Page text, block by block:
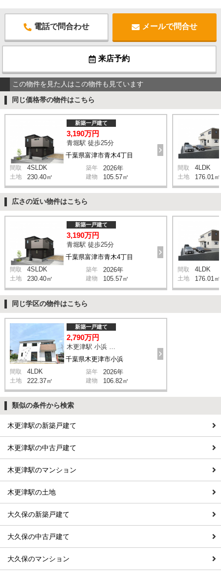
電話で問合わせ メールで問合せ
来店予約
この物件を見た人はこの物件も見ています
同じ価格帯の物件はこちら
千葉県富津市青木4丁目
新築一戸建て
3,190万円
青堀駅 徒歩25分
間取 4SLDK 築年 2026年
土地 230.40㎡ 建物 105.57㎡
間取 4LDK
土地 176.01㎡
広さの近い物件はこちら
千葉県富津市青木4丁目
新築一戸建て
3,190万円
青堀駅 徒歩25分
間取 4SLDK 築年 2026年
土地 230.40㎡ 建物 105.57㎡
間取 4LDK
土地 176.01㎡
同じ学区の物件はこちら
千葉県木更津市小浜
新築一戸建て
2,790万円
間取 4LDK 築年 2026年
土地 222.37㎡ 建物 106.82㎡
類似の条件から検索
木更津駅の新築戸建て
木更津駅の中古戸建て
木更津駅のマンション
木更津駅の土地
大久保の新築戸建て
大久保の中古戸建て
大久保のマンション